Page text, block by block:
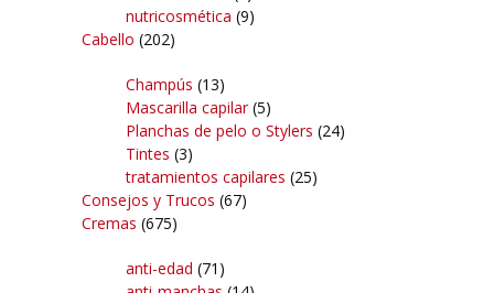
nutricosmética (9)
Cabello (202)
Champús (13)
Mascarilla capilar(5)
Planchas de pelo o Stylers (24)
Tintes (3)
tratamientos capilares (25)
Consejos y Trucos (67)
Cremas (675)
anti-edad (71)